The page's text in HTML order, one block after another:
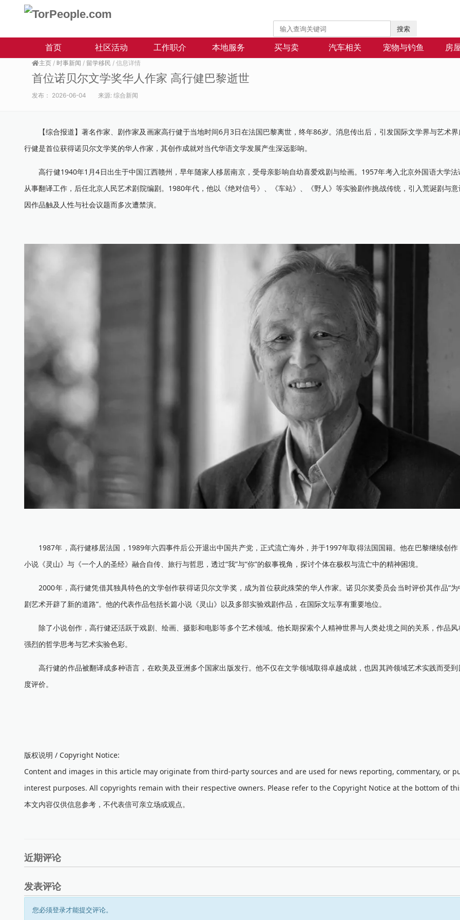
搜索
首页 社区活动 工作职介 本地服务 买与卖 汽车相关 宠物与钓鱼 房
主页 / 时事新闻 / 留学移民 / 信息详情
首位诺贝尔文学奖华人作家 高行健巴黎逝世
发布： 2026-06-04 来源: 综合新闻
【综合报道】著名作家、剧作家及画家高行健于当地时间6月3日在法国巴黎离世，终年86岁。消息传出后，引发国际文学界与艺术界
行健是首位获得诺贝尔文学奖的华人作家，其创作成就对当代华语文学发展产生深远影响。
高行健1940年1月4日出生于中国江西赣州，早年随家人移居南京，受母亲影响自幼喜爱戏剧与绘画。1957年考入北京外国语大学法
从事翻译工作，后任北京人民艺术剧院编剧。1980年代，他以《绝对信号》、《车站》、《野人》等实验剧作挑战传统，引入荒诞剧与
因作品触及人性与社会议题而多次遭禁演。
1987年，高行健移居法国，1989年六四事件后公开退出中国共产党，正式流亡海外，并于1997年取得法国国籍。他在巴黎继续创作
小说《灵山》与《一个人的圣经》融合自传、旅行与哲思，透过“我”与“你”的叙事视角，探讨个体在极权与流亡中的精神困境。
2000年，高行健凭借其独具特色的文学创作获得诺贝尔文学奖，成为首位获此殊荣的华人作家。诺贝尔奖委员会当时评价其作品“为
剧艺术开辟了新的道路”。他的代表作品包括长篇小说《灵山》以及多部实验戏剧作品，在国际文坛享有重要地位。
除了小说创作，高行健还活跃于戏剧、绘画、摄影和电影等多个艺术领域。他长期探索个人精神世界与人类处境之间的关系，作品风
强烈的哲学思考与艺术实验色彩。
高行健的作品被翻译成多种语言，在欧美及亚洲多个国家出版发行。他不仅在文学领域取得卓越成就，也因其跨领域艺术实践而受到
度评价。
版权说明 / Copyright Notice:
Content and images in this article may originate from third-party sources and are used for news reporting, commentary, or
interest purposes. All copyrights remain with their respective owners. Please refer to the Copyright Notice at the bottom of
本文内容仅供信息参考，不代表倍可亲立场或观点。
近期评论
发表评论
您必须登录才能提交评论。